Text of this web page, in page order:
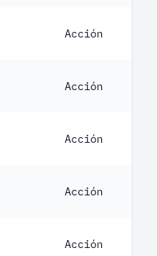
Acción
Acción
Acción
Acción
Acción